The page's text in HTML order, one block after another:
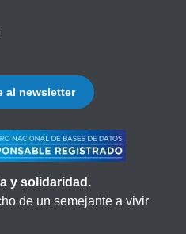
al newsletter
y solidaridad.
de un semejante a vivir